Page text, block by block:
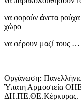
να φορούν άνετα ρούχα
χώρο
να φέρουν μαζί τους …
Οργάνωση:
Ύπατη Αρμοστεία ΟΗΕ
ΔΗ.ΠΕ.ΘΕ.Κέρκυρας.